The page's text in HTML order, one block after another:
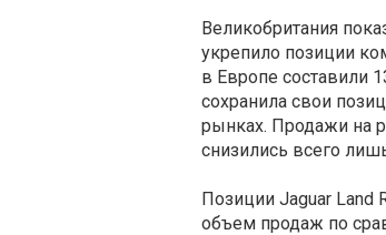
Великобритания
укрепило позиции
в Европе составили
сохранила свои
рынках. Продажи на
снизились всего
Позиции Jaguar Land
объем продаж по